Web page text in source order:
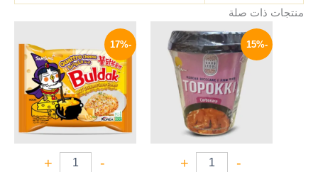
منتجات ذات صلة
-15%
-
+
الأصلي
هو:
الحالي
هو:
199 EGP.
-17%
-
+
هو:
155 EGP.
هو:
129 EGP.